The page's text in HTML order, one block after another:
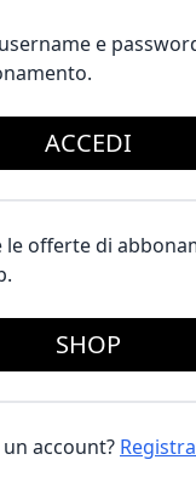
e
ACCEDI
le offerte di
SHOP
account?